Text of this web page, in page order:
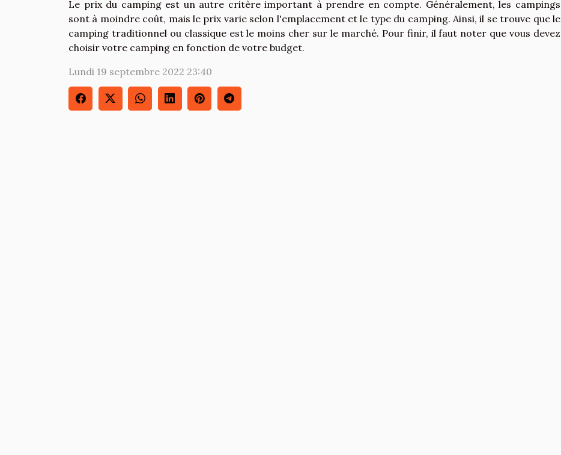
Le prix du camping est un autre critère important à prendre en compte. Généralement, les campings
sont à moindre coût, mais le prix varie selon l'emplacement et le type du camping. Ainsi, il se trouve que le
camping traditionnel ou classique est le moins cher sur le marché. Pour finir, il faut noter que vous devez
choisir votre camping en fonction de votre budget.
Lundi 19 septembre 2022 23:40